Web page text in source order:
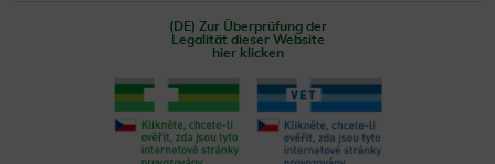
(DE) Zur Überprüfung der
Legalität dieser Website
hier klicken